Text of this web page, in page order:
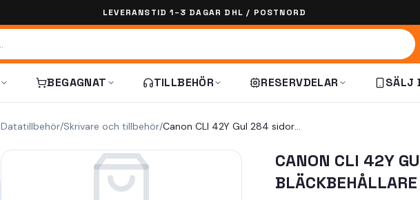
LEVERANSTID 1–3 DAGAR DHL / POSTNORD
BEGAGNAT TILLBEHÖR RESERVDELAR SÄLJ
Datatillbehör/Skrivare och tillbehör/ Canon CLI 42Y Gul 284 sidor bläckbehållare 6387B001
CANON CLI 42Y